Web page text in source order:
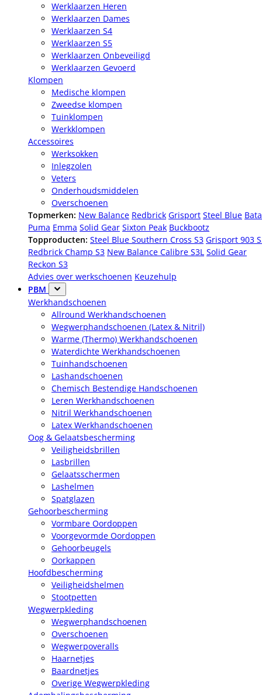
Werklaarzen Heren
Werklaarzen Dames
Werklaarzen S4
Werklaarzen S5
Werklaarzen Onbeveiligd
Werklaarzen Gevoerd
Klompen
Medische klompen
Zweedse klompen
Tuinklompen
Werkklompen
Accessoires
Werksokken
Inlegzolen
Veters
Onderhoudsmiddelen
Overschoenen
Topmerken: New Balance Redbrick Grisport Steel Blue Bata
Puma Emma Solid Gear Sixton Peak Buckbootz
Topproducten: Steel Blue Southern Cross S3 Grisport 903
Redbrick Champ S3 New Balance Calibre S3L Solid Gear
Reckon S3
Advies over werkschoenen Keuzehulp
PBM
Werkhandschoenen
Allround Werkhandschoenen
Wegwerphandschoenen (Latex & Nitril)
Warme (Thermo) Werkhandschoenen
Waterdichte Werkhandschoenen
Tuinhandschoenen
Lashandschoenen
Chemisch Bestendige Handschoenen
Leren Werkhandschoenen
Nitril Werkhandschoenen
Latex Werkhandschoenen
Oog & Gelaatsbescherming
Veiligheidsbrillen
Lasbrillen
Gelaatsschermen
Lashelmen
Spatglazen
Gehoorbescherming
Vormbare Oordoppen
Voorgevormde Oordoppen
Gehoorbeugels
Oorkappen
Hoofdbescherming
Veiligheidshelmen
Stootpetten
Wegwerpkleding
Wegwerphandschoenen
Overschoenen
Wegwerpoveralls
Haarnetjes
Baardnetjes
Overige Wegwerpkleding